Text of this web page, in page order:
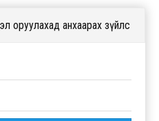
оруулахад анхаарах зүйлс